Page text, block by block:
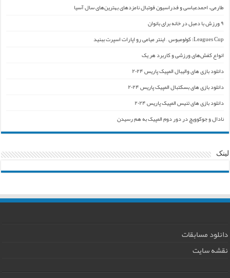
طارمی، احمدعباسی و فدراسیون فوتبال نامزدهای بهترین‌های سال آسیا
۹ ورزش با دمبل در خانه برای بانوان
Leagues Cup: کولومبوس – اینتر میامی رو اپارات اسپرت ببنید
انواع کفش‌های ورزشی و کاربرد هر یک
دانلود بازی های والیبال المپیک پاریس ۲۰۲۴
دانلود بازی های بسکتبال المپیک پاریس ۲۰۲۴
دانلود بازی های تنیس المپیک پاریس ۲۰۲۴
نادال و جوکوویچ در دور دوم المپیک به هم رسیدن
لینک
دانلود مسابقات
نقشه سایت